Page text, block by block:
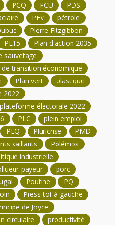
PCQ PCU
PDS
PEV
pétrole
Pierre Fitzgibbon
PL15
Plan d'action 2035
sauvetage
de transition économique
Plan vert
plastique
2022
plateforme électorale 2022
PLC
plein emploi
PLQ Pluricrise
PMD
saillants
Polémos
industrielle
payeur
porc
Poutine
PQ
Press-toi-à-gauche
de Joyce
circulaire
productivité